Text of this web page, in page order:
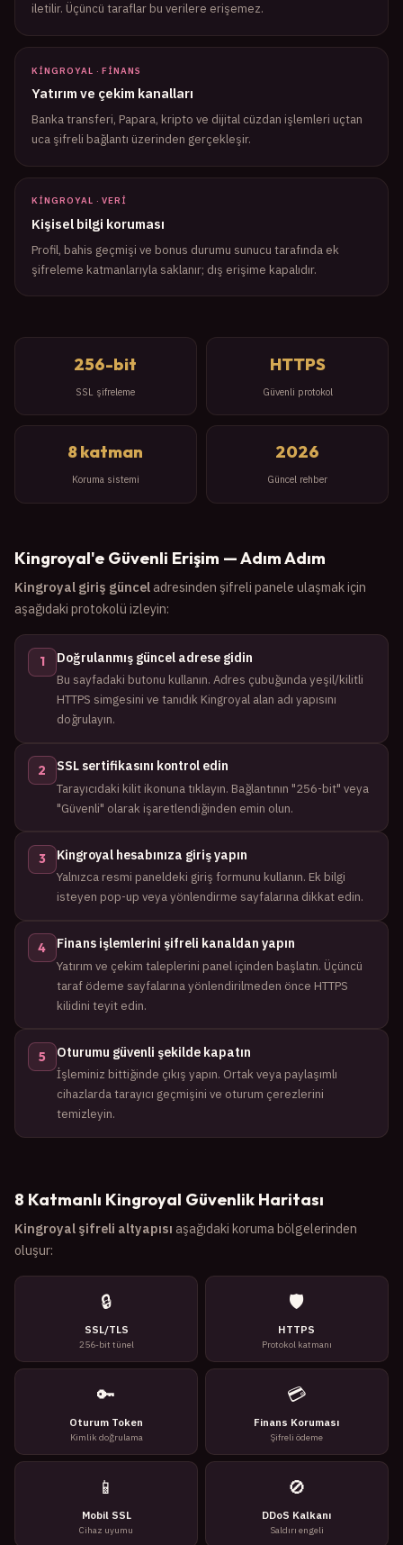
iletilir. Üçüncü taraflar bu verilere erişemez.
KINGROYAL · FINANS
Yatırım ve çekim kanalları
Banka transferi, Papara, kripto ve dijital cüzdan işlemleri uçtan
uca şifreli bağlantı üzerinden gerçekleşir.
KINGROYAL · VERI
Kişisel bilgi koruması
Profil, bahis geçmişi ve bonus durumu sunucu tarafında ek
şifreleme katmanlarıyla saklanır; dış erişime kapalıdır.
256-bit
SSL şifreleme
HTTPS
Güvenli protokol
8 katman
Koruma sistemi
2026
Güncel rehber
Kingroyal'e Güvenli Erişim — Adım Adım
Kingroyal giriş günceladresinden şifreli panele ulaşmak için
aşağıdaki protokolü izleyin:
1 Doğrulanmış güncel adrese gidin
Bu sayfadaki butonu kullanın. Adres çubuğunda yeşil/kilitli
HTTPS simgesini ve tanıdık Kingroyal alan adı yapısını
doğrulayın.
2 SSL sertifikasını kontrol edin
Tarayıcıdaki kilit ikonuna tıklayın. Bağlantının "256-bit" veya
"Güvenli" olarak işaretlendiğinden emin olun.
3 Kingroyal hesabınıza giriş yapın
Yalnızca resmi paneldeki giriş formunu kullanın. Ek bilgi
isteyen pop-up veya yönlendirme sayfalarına dikkat edin.
4 Finans işlemlerini şifreli kanaldan yapın
Yatırım ve çekim taleplerini panel içinden başlatın. Üçüncü
taraf ödeme sayfalarına yönlendirilmeden önce HTTPS
kilidini teyit edin.
5 Oturumu güvenli şekilde kapatın
İşleminiz bittiğinde çıkış yapın. Ortak veya paylaşımlı
cihazlarda tarayıcı geçmişini ve oturum çerezlerini
temizleyin.
8 Katmanlı Kingroyal Güvenlik Haritası
Kingroyal şifreli altyapısı aşağıdaki koruma bölgelerinden
oluşur:
🔒
SSL/TLS
256-bit tünel
🛡️
HTTPS
Protokol katmanı
🔑
Oturum Token
Kimlik doğrulama
💳
Finans Koruması
Şifreli ödeme
📱
Mobil SSL
Cihaz uyumu
🚫
DDoS Kalkanı
Saldırı engeli